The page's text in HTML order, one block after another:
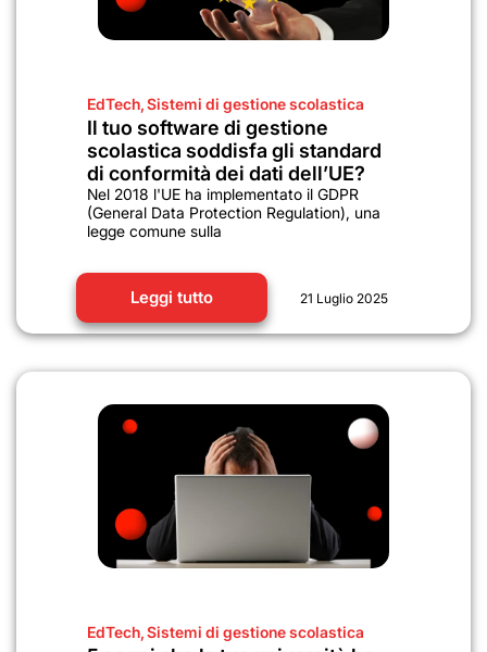
EdTech,Sistemi di gestione scolastica
Il tuo software di gestione
scolastica soddisfa gli standard
di conformità dei dati dell’UE?
Nel 2018 l'UE ha implementato il GDPR
(General Data Protection Regulation), una
legge comune sulla
Leggi tutto 21 Luglio 2025
EdTech,Sistemi di gestione scolastica